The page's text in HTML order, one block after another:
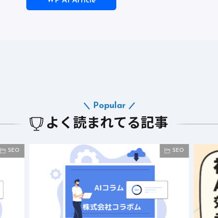
よく読まれてる記事
Popular
SEO SEO